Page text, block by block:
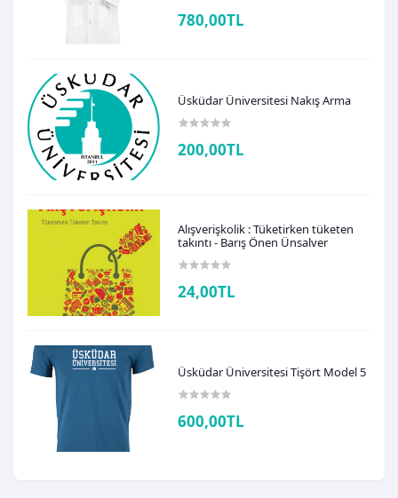
780,00TL
Üsküdar Üniversitesi Nakış Arma
200,00TL
Alışverişkolik : Tüketirken tüketen
takıntı - Barış Önen Ünsalver
24,00TL
Üsküdar Üniversitesi Tişört Model 5
600,00TL